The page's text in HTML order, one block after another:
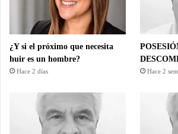
¿Y si el próximo que necesita
huir es un hombre?
Hace 2 días Hace 2